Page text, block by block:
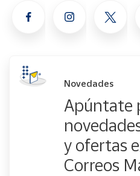
Novedades
Apúntate
y ofertas
Correos